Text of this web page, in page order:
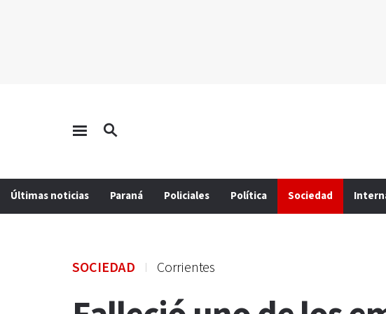
Últimas noticias Paraná Policiales Política Sociedad
SOCIEDAD Corrientes